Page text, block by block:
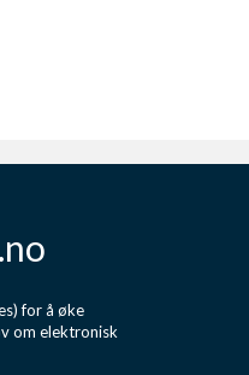
for å øke
om elektronisk